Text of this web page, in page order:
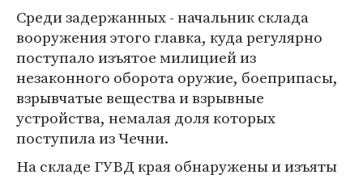
Среди задержанных - начальник склада
вооружения этого главка, куда регулярно
поступало изъятое милицией из
незаконного оборота оружие, боеприпасы,
взрывчатые вещества и взрывные
устройства, немалая доля которых
поступила из Чечни.
На складе ГУВД края обнаружены и изъяты